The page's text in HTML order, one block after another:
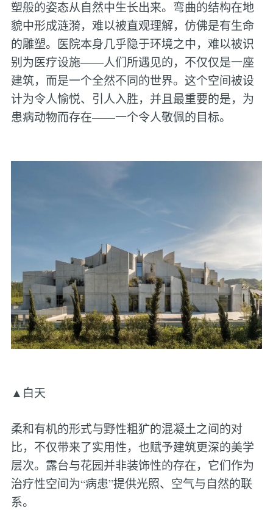
塑般的姿态从自然中生长出来。弯曲的结构在地
貌中形成涟漪，难以被直观理解，仿佛是有生命
的雕塑。医院本身几乎隐于环境之中，难以被识
别为医疗设施——人们所遇见的，不仅仅是一座
建筑，而是一个全然不同的世界。这个空间被设
计为令人愉悦、引人入胜，并且最重要的是，为
患病动物而存在——一个令人敬佩的目标。
▲白天
柔和有机的形式与野性粗犷的混凝土之间的对
比，不仅带来了实用性，也赋予建筑更深的美学
层次。露台与花园并非装饰性的存在，它们作为
治疗性空间为“病患”提供光照、空气与自然的联
系。